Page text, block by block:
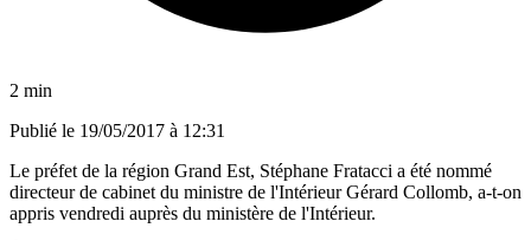
2 min
Publié le 19/05/2017 à 12:31
Le préfet de la région Grand Est, Stéphane Fratacci a été nommé
directeur de cabinet du ministre de l'Intérieur Gérard Collomb, a-t-on
appris vendredi auprès du ministère de l'Intérieur.